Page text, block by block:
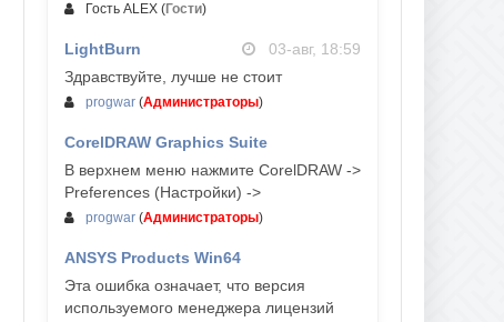
Гость ALEX (Гости)
LightBurn
03-авг, 18:59
Здравствуйте, лучше не стоит
progwar (Администраторы)
CorelDRAW Graphics Suite
03-авг, 18:58
В верхнем меню нажмите CorelDRAW ->
Preferences (Настройки) ->
progwar (Администраторы)
ANSYS Products Win64
Эта ошибка означает, что версия
используемого менеджера лицензий